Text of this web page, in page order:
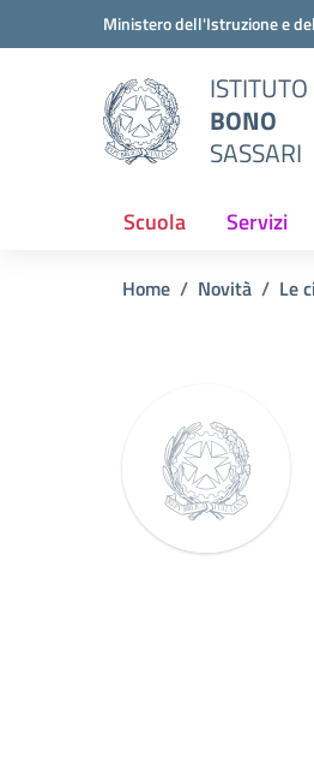
Vai ai contenuti
Vai al menu di navigazione
Ministero dell'Istruzione e
BONO
SASSARI
Scuola Servizi
Home Novità Le